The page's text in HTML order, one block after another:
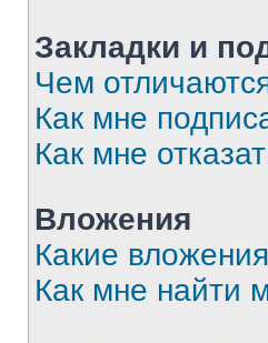
Закладки и
Чем
Как мне
Как мне
Вложения
Какие
Как мне найти